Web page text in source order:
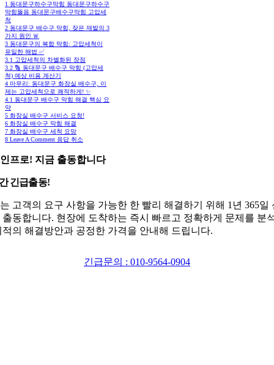
1 동대문구하수구막힘 동대문구하수구
막힘뚫음 동대문구배수구막힘 고압세
척
2 동대문구 배수구 막힘, 잦은 재발의 3
가지 원인 🚨
3 동대문구의 복합 막힘: 고압세척이
유일한 해법 ✅
3.1 고압세척의 차별화된 장점
3.2 🔢 동대문구 배수구 막힘 (고압세
척) 예상 비용 계산기
4 마무리: 동대문구 화장실 배수구, 이
제는 고압세척으로 쾌적하게! ✨
4.1 동대문구 배수구 막힘 해결 핵심 요
약
5 화장실 배수구 서비스 요청!
6 화장실 배수구 막힘 해결
7 화장실 배수구 세척 요망
8 Leave A Comment 응답 취소
프로! 지금 출동합니다
긴급출동!
고객의 요구 사항을 가능한 한 빨리 해결하기 위해 1년 365일
출동합니다. 현장에 도착하는 즉시 빠르고 정확하게 문제를 분
적의 해결방안과 공정한 가격을 안내해 드립니다.
긴급문의 : 010-9564-0904